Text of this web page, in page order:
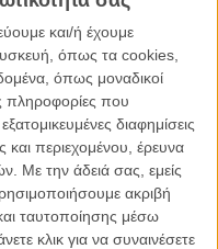
και/ή έχουμε
όπως τα cookies,
όπως μοναδικοί
πληροφορίες που
διαφημίσεις
και περιεχομένου, έρευνα
Με την άδειά σας, εμείς
ακριβή
ταυτοποίησης μέσω
κλικ για να συναινέσετε
μια μπάντα σαν τους
να συμβεί.
I were joking
another, he recorded